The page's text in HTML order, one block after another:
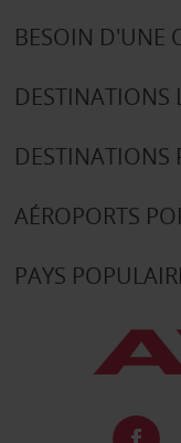
BESOIN D'UNE
DESTINATIONS
DESTINATIONS
AÉROPORTS
PAYS